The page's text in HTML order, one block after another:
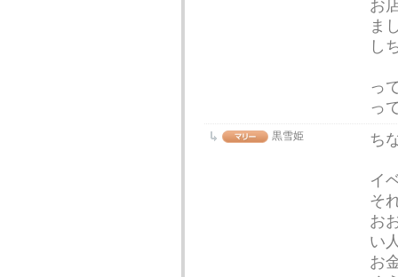
お
ま
し
っ
っ
黒雪姫 ち
イ
そ
お
い
お